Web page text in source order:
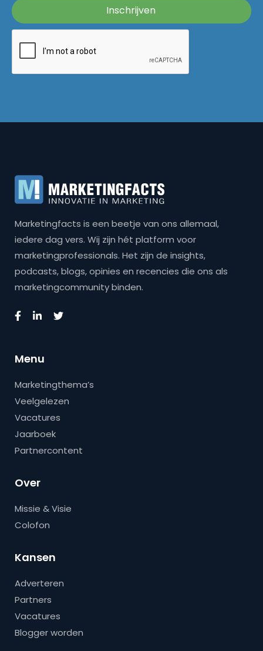
Marketingfacts is een beetje van ons allemaal,
iedere dag vers. Wij zijn hét platform voor
marketingprofessionals. Het zijn de insights,
podcasts, blogs, opinies en recencies die ons als
marketingcommunity binden.
Menu
Marketingthema’s
Veelgelezen
Vacatures
Jaarboek
Partnercontent
Over
Missie & Visie
Colofon
Kansen
Adverteren
Partners
Vacatures
Blogger worden